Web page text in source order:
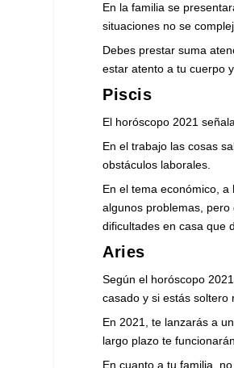
En la familia se
situaciones no se
Debes prestar suma
estar atento a tu cuerpo
Piscis
El horóscopo 2021
En el trabajo las cosas
obstáculos laborales.
En el tema económico,
algunos problemas,
dificultades en casa que
Aries
Según el horóscopo
casado y si estás soltero
En 2021, te lanzarás a
largo plazo te
En cuanto a tu familia,